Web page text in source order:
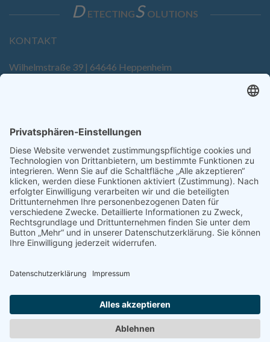
D ETECTINGS OLUTIONS
KONTAKT
Wilhelmstraße 39 | 64646 Heppenheim
SERVICE
Anfrage
Direkt-Bestellung
KONTAKTFORMULAR
AGB
Sitemap
Copyright © Dietz Sensortechnik